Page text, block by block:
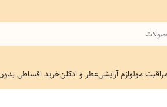
مولوازم آرایشیعطر و ادکلنخرید اقساطی